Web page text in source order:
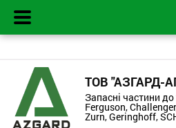
ТОВ "АЗГАРД-
Запасні частини до
Ferguson,
Zurn, Geringhoff,